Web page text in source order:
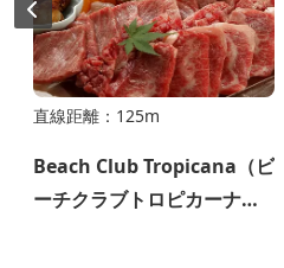
直線距離：125m
Beach Club Tropicana（ビ
ーチクラブトロピカーナ：